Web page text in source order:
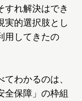
すれ解決はでき
実的選択肢とし
用してきたの
わかるのは、
全保障」の枠組